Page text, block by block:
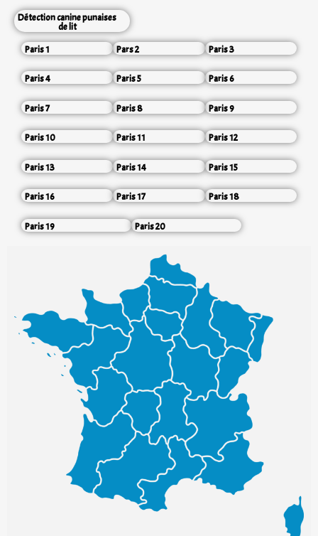
Détection canine punaises
de lit
Paris 1
Pars 2 Paris 3
Paris 4 Paris 5 Paris 6
Paris 7 Paris 8 Paris 9
Paris 10 Paris 11 Paris 12
Paris 13 Paris 14 Paris 15
Paris 16 Paris 17 Paris 18
Paris 19 Paris 20